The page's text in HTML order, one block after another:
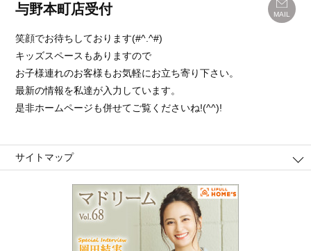
与野本町店受付 MAIL
笑顔でお待ちしております(#^.^#)
キッズスペースもありますので
お子様連れのお客様もお気軽にお立ち寄り下さい。
最新の情報を私達が入力しています。
是非ホームページも併せてご覧くださいね!(^^)!
サイトマップ